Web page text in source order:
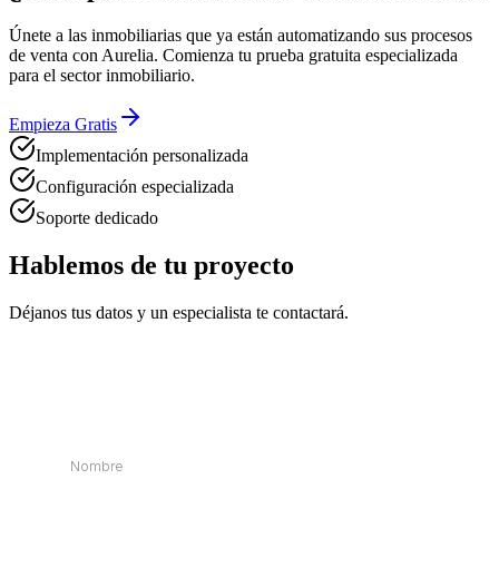
Únete a las inmobiliarias que ya están automatizando sus procesos
de venta con Aurelia. Comienza tu prueba gratuita especializada
para el sector inmobiliario.
Empieza Gratis
Implementación personalizada
Configuración especializada
Soporte dedicado
Hablemos de tu proyecto
Déjanos tus datos y un especialista te contactará.